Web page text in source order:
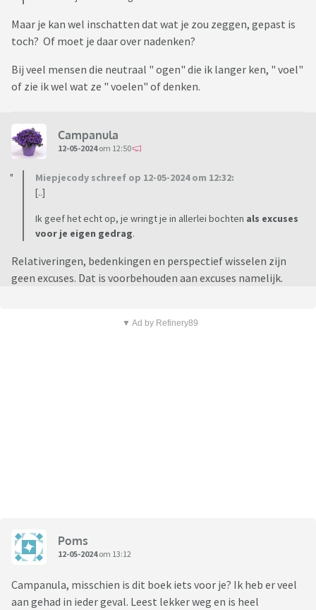
Maar je kan wel inschatten dat wat je zou zeggen, gepast is
toch? Of moet je daar over nadenken?
Bij veel mensen die neutraal " ogen" die ik langer ken, " voel"
of zie ik wel wat ze " voelen" of denken.
Campanula
12-05-2024om 12:50
Miepjecody schreef op 12-05-2024 om 12:32:
[..]
Ik geef het echt op, je wringt je in allerlei bochten als excuses
voor je eigen gedrag.
Relativeringen, bedenkingen en perspectief wisselen zijn
geen excuses. Dat is voorbehouden aan excuses namelijk.
▼ Ad by Refinery89
Poms
12-05-2024om 13:12
Campanula, misschien is dit boek iets voor je? Ik heb er veel
aan gehad in ieder geval. Leest lekker weg en is heel